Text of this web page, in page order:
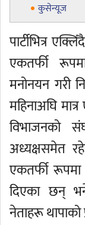
कुसेन्यूज
पार्टीभित्र
एकतर्फी
मनोनयन गरी
महिनाअघि मात्र
विभाजनको
अध्यक्षसमेत
एकतर्फी रूपमा
दिएका छन्
नेताहरू थापाको